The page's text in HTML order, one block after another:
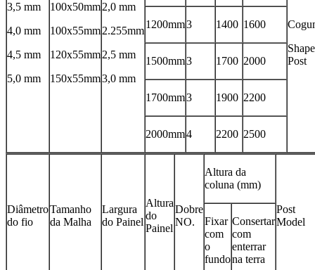
3,5 mm
4,0 mm
4,5 mm
5,0 mm
100x50mm
100x55mm
120x55mm
150x55mm
2,0 mm
2.255mm
2,5 mm
3,0 mm
Shape
Post
1200mm3 1400 1600
1500mm3 1700 2000
1700mm3 1900 2200
2000mm4 2200 2500
Diâmetro
do fio
Tamanho
da Malha
Largura
do Painel
Altura
do
Painel
Dobre
NO.
Altura da
coluna (mm)
Post
Model
Fixar
com
o
fundo
Consertar
com
enterrar
na terra